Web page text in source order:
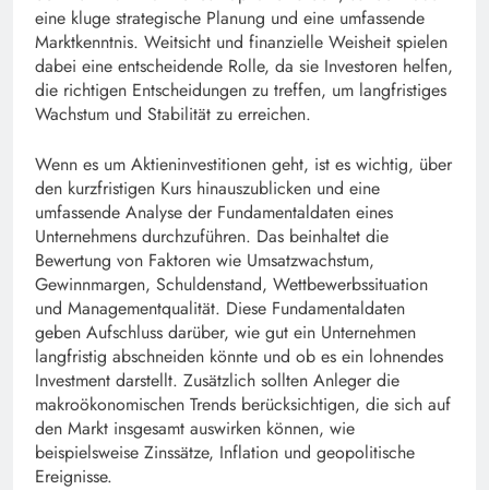
eine kluge strategische Planung und eine umfassende
Marktkenntnis. Weitsicht und finanzielle Weisheit spielen
dabei eine entscheidende Rolle, da sie Investoren helfen,
die richtigen Entscheidungen zu treffen, um langfristiges
Wachstum und Stabilität zu erreichen.
Wenn es um Aktieninvestitionen geht, ist es wichtig, über
den kurzfristigen Kurs hinauszublicken und eine
umfassende Analyse der Fundamentaldaten eines
Unternehmens durchzuführen. Das beinhaltet die
Bewertung von Faktoren wie Umsatzwachstum,
Gewinnmargen, Schuldenstand, Wettbewerbssituation
und Managementqualität. Diese Fundamentaldaten
geben Aufschluss darüber, wie gut ein Unternehmen
langfristig abschneiden könnte und ob es ein lohnendes
Investment darstellt. Zusätzlich sollten Anleger die
makroökonomischen Trends berücksichtigen, die sich auf
den Markt insgesamt auswirken können, wie
beispielsweise Zinssätze, Inflation und geopolitische
Ereignisse.